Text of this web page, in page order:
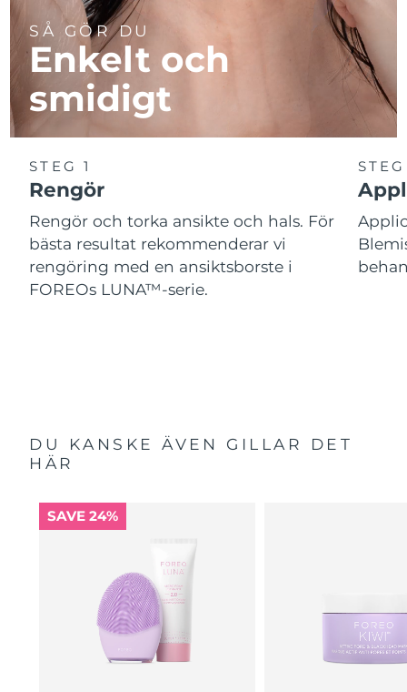
SÅ GÖR DU
Enkelt och
smidigt
STEG 1
Rengör
Rengör och torka ansikte och hals. För
bästa resultat rekommenderar vi
rengöring med en ansiktsborste i
FOREOs LUNA™-serie.
DU KANSKE ÄVEN GILLAR DET
HÄR
SAVE 24%